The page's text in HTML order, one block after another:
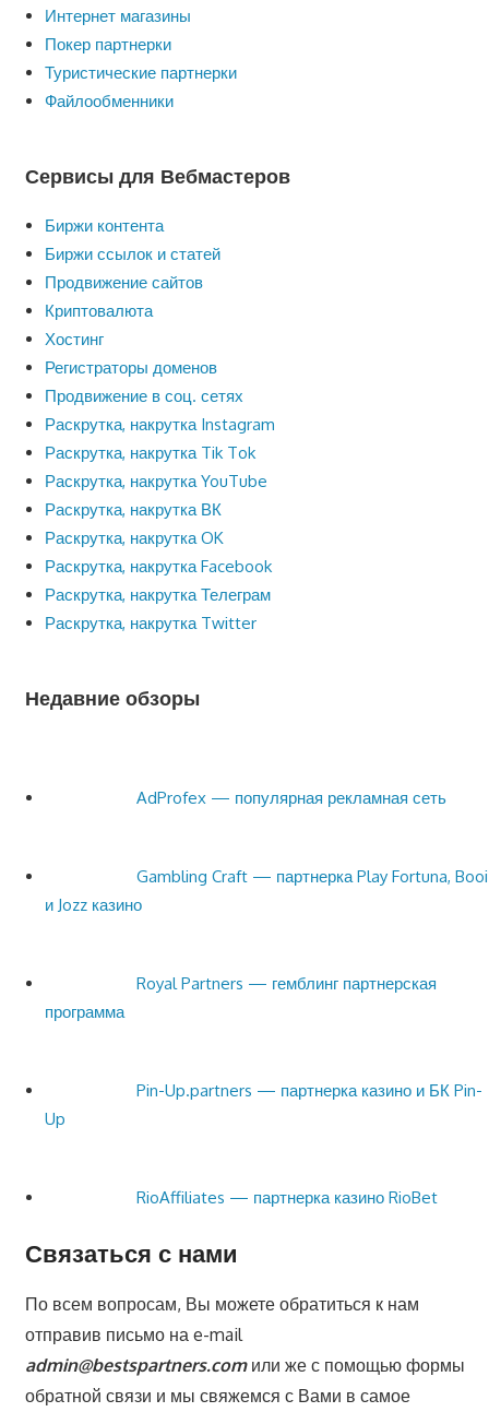
Связаться с нами
По всем вопросам, Вы можете обратиться к нам
отправив письмо на e-mail
admin@bestspartners.com или же с помощью формы
обратной связи и мы свяжемся с Вами в самое
Интернет магазины
Покер партнерки
Туристические партнерки
Файлообменники
Сервисы для Вебмастеров
Биржи контента
Биржи ссылок и статей
Продвижение сайтов
Криптовалюта
Хостинг
Регистраторы доменов
Продвижение в соц. сетях
Раскрутка, накрутка Instagram
Раскрутка, накрутка Tik Tok
Раскрутка, накрутка YouTube
Раскрутка, накрутка ВК
Раскрутка, накрутка OK
Раскрутка, накрутка Facebook
Раскрутка, накрутка Телеграм
Раскрутка, накрутка Twitter
Недавние обзоры
AdProfex — популярная рекламная сеть
Gambling Craft — партнерка Play Fortuna, Booi
и Jozz казино
Royal Partners — гемблинг партнерская
программа
Pin-Up.partners — партнерка казино и БК Pin-
Up
RioAffiliates — партнерка казино RioBet